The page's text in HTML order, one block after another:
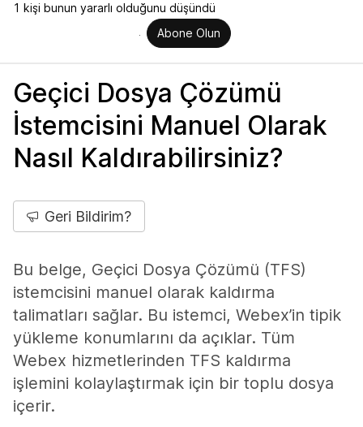
1 kişi bunun yararlı olduğunu düşündü
Abone Olun
Geçici Dosya Çözümü
İstemcisini Manuel Olarak
Nasıl Kaldırabilirsiniz?
Geri Bildirim?
Bu belge, Geçici Dosya Çözümü (TFS)
istemcisini manuel olarak kaldırma
talimatları sağlar. Bu istemci, Webex’in tipik
yükleme konumlarını da açıklar. Tüm
Webex hizmetlerinden TFS kaldırma
işlemini kolaylaştırmak için bir toplu dosya
içerir.